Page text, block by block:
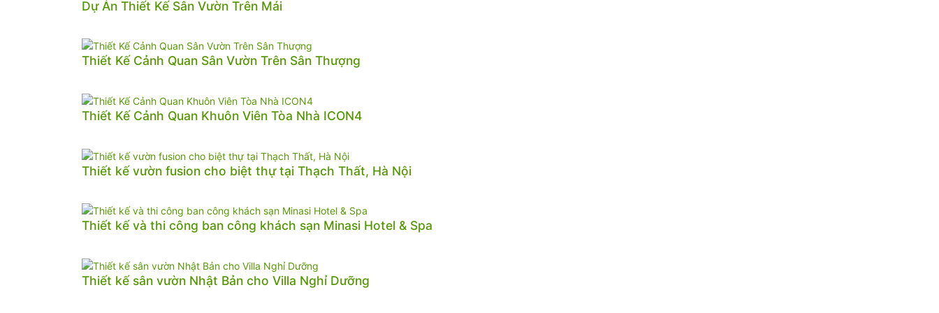
Dự Án Thiết Kế Sân Vườn Trên Mái
Thiết Kế Cảnh Quan Sân Vườn Trên Sân Thượng
Thiết Kế Cảnh Quan Khuôn Viên Tòa Nhà ICON4
Thiết kế vườn fusion cho biệt thự tại Thạch Thất, Hà Nội
Thiết kế và thi công ban công khách sạn Minasi Hotel & Spa
Thiết kế sân vườn Nhật Bản cho Villa Nghỉ Dưỡng